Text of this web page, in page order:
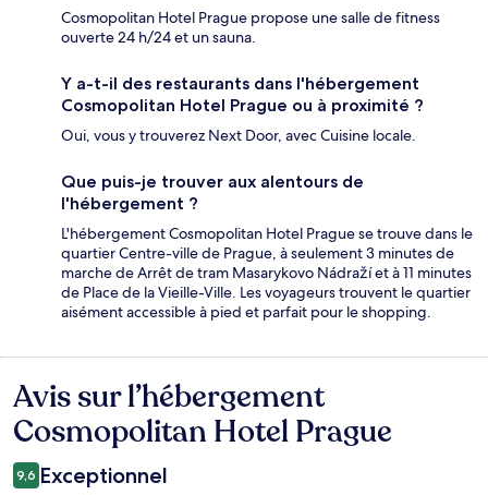
Cosmopolitan Hotel Prague propose une salle de fitness
ouverte 24 h/24 et un sauna.
Y a-t-il des restaurants dans l'hébergement
Cosmopolitan Hotel Prague ou à proximité ?
Oui, vous y trouverez Next Door, avec Cuisine locale.
Que puis-je trouver aux alentours de
l'hébergement ?
L'hébergement Cosmopolitan Hotel Prague se trouve dans le
quartier Centre-ville de Prague, à seulement 3 minutes de
marche de Arrêt de tram Masarykovo Nádraží et à 11 minutes
de Place de la Vieille-Ville. Les voyageurs trouvent le quartier
aisément accessible à pied et parfait pour le shopping.
Avis
Avis sur l’hébergement
Cosmopolitan Hotel Prague
9,6 Exceptionnel